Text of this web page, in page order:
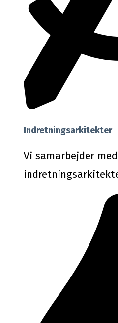
Indretningsarkitekter
Vi samarbejder